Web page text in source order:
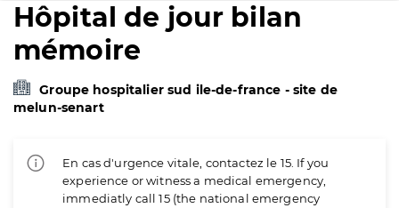
Hôpital de jour bilan
mémoire
Groupe hospitalier sud ile-de-france - site de
melun-senart
En cas d'urgence vitale, contactez le 15. If you
experience or witness a medical emergency,
immediatly call 15 (the national emergency